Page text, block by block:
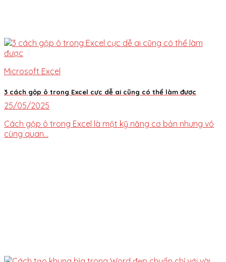
Microsoft Excel
3 cách gộp ô trong Excel cực dễ ai cũng có thể làm được
25/05/2025
Cách gộp ô trong Excel là một kỹ năng cơ bản nhưng vô
cùng quan...